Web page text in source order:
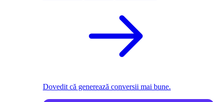
Dovedit că generează conversii mai bune.